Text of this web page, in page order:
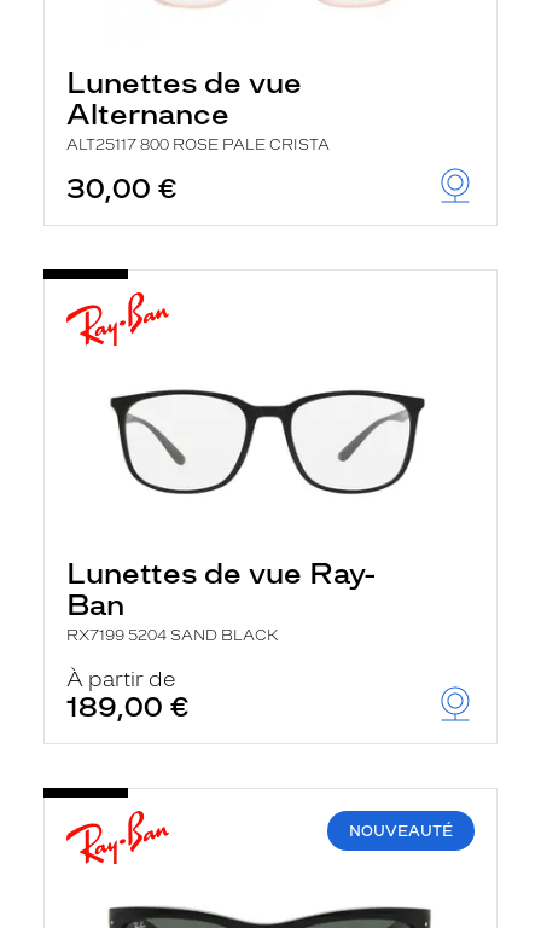
Lunettes de vue
Alternance
ALT25117 800 ROSE PALE CRISTA
30,00 €
Lunettes de vue Ray-
Ban
RX7199 5204 SAND BLACK
À partir de
189,00 €
NOUVEAUTÉ